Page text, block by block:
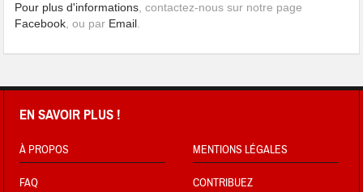
Pour plus d'informations , contactez-nous sur notre page
Facebook , ou par Email
EN SAVOIR PLUS !
À PROPOS MENTIONS LÉGALES
FAQ CONTRIBUEZ